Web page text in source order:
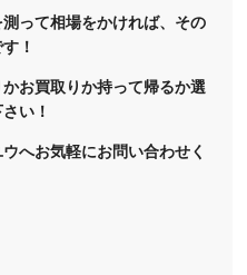
って相場をかければ、その
！
お買取りか持って帰るか選
い！
へお気軽にお問い合わせく